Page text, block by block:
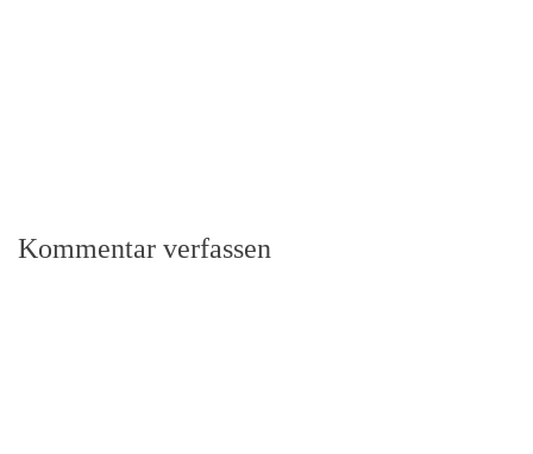
Kommentar verfassen